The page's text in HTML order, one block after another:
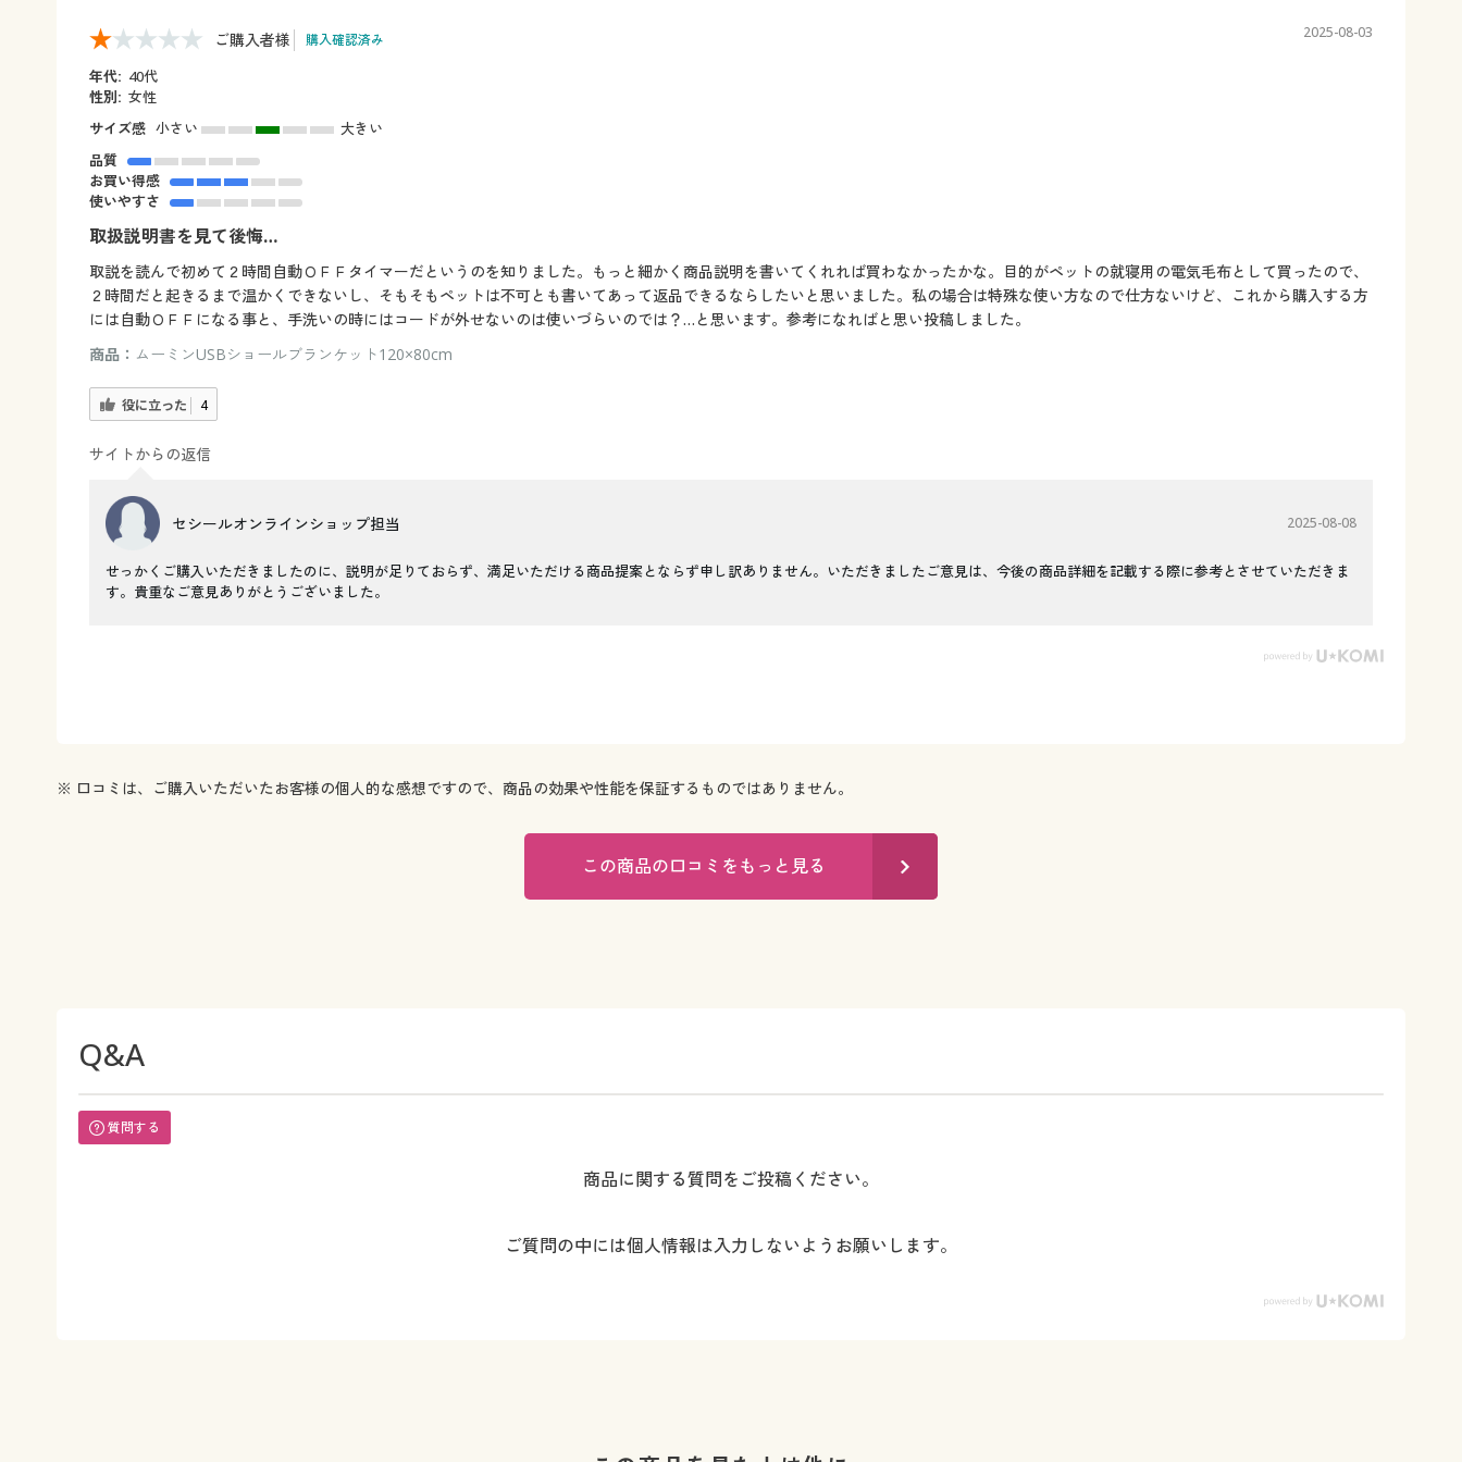
ご購入者様 購入確認済み 2025-08-03
年代: 40代
性別: 女性
サイズ感 小さい
大きい
品質
お買い得感
使いやすさ
取扱説明書を見て後悔…
取説を読んで初めて２時間自動ＯＦＦタイマーだというのを知りました。もっと細かく商品説明を書いてくれれば買わなかったかな。目的がペットの就寝用の電気毛布として買ったので、
２時間だと起きるまで温かくできないし、そもそもペットは不可とも書いてあって返品できるならしたいと思いました。私の場合は特殊な使い方なので仕方ないけど、これから購入する方
には自動ＯＦＦになる事と、手洗いの時にはコードが外せないのは使いづらいのでは？…と思います。参考になればと思い投稿しました。
商品： ムーミンUSBショールブランケット120×80cm
役に立った 4
サイトからの返信
セシールオンラインショップ担当 2025-08-08
せっかくご購入いただきましたのに、説明が足りておらず、満足いただける商品提案とならず申し訳ありません。いただきましたご意見は、今後の商品詳細を記載する際に参考とさせていただきま
す。貴重なご意見ありがとうございました。
※ 口コミは、ご購入いただいたお客様の個人的な感想ですので、商品の効果や性能を保証するものではありません。
この商品の口コミをもっと見る
Q&A
質問する
商品に関する質問をご投稿ください。
ご質問の中には個人情報は入力しないようお願いします。